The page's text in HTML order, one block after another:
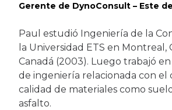
Gerente de DynoConsult – Este
Paul estudió Ingeniería de la
la Universidad ETS en Montreal,
Canadá (2003). Luego trabajó
de ingeniería relacionada con el
calidad de materiales como
asfalto.